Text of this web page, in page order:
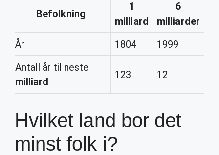
Befolkning
1
milliard
6
milliarder
År
1804
1999
Antall år til neste
milliard
123 12
Hvilket land bor det
minst folk i?